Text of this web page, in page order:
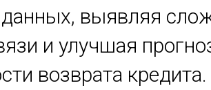
выявляя
и улучшая
возврата